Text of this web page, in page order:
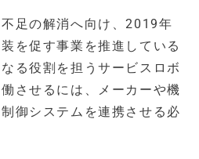
足の解消へ向け、2019年
を促す事業を推進している
る役割を担うサービスロボ
させるには、メーカーや機
御システムを連携させる必